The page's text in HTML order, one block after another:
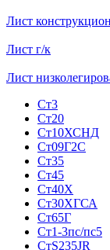
Лист
Лист г/к
Лист
Ст3
Ст20
Ст10ХСНД
Ст09Г2С
Ст35
Ст45
Ст40Х
Ст30ХГСА
Ст65Г
Ст1-3пс/пс5
СтS235JR